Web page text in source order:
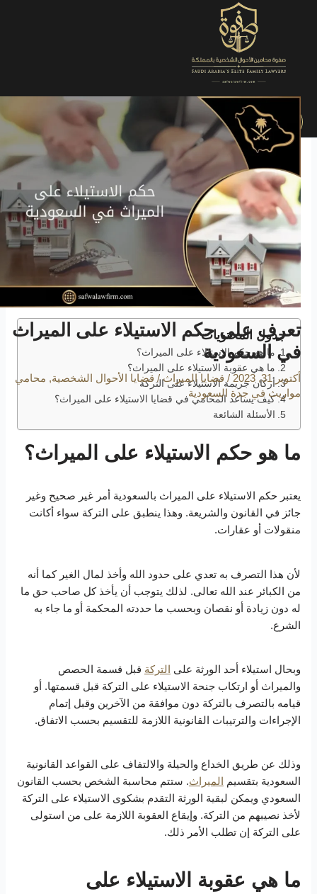
التصنيفات»
الاستيلاء على الميراث في السعودية
تعرف على حكم الاستيلاء على الميراث
في السعودية
أكتوبر 31, 2023 / قضايا الميراث/ قضايا الأحوال الشخصية, محامي
مواريث في جدة السعودية
حكم الاستيلاء على الميراث
وما هي العواقب التي يمكن أن
يتعرض الشخص لها بحال استيلائه على ميراث ليس من حقه؟
يتناول هذا المقال حكم الاستيلاء على الميراث في السعودية
والعقوبات النظامية المترتبة عليه، مع توضيح كيفية استعادة
الحقوق الشرعية بمساعدة محامي ميراث مختص.
للاستفسار حول قضايا الميراث، اتصل مباشرة
مع
محامي ميراث انقر هنا.
جدول المحتويات
ما هو حكم الاستيلاء على الميراث؟
ما هي عقوبة الاستيلاء على الميراث؟
أركان جريمة الاستيلاء على التركة
كيف يساعد المحامي في قضايا الاستيلاء على الميراث؟
الأسئلة الشائعة
ما هو حكم الاستيلاء على الميراث؟
يعتبر حكم الاستيلاء على الميراث بالسعودية أمر غير صحيح وغير
جائز في القانون والشريعة. وهذا ينطبق على التركة سواء أكانت
منقولات أو عقارات.
لأن هذا التصرف به تعدي على حدود الله وأخذ لمال الغير كما أنه
من الكبائر عند الله تعالى. لذلك يتوجب أن يأخذ كل صاحب حق ما
له دون زيادة أو نقصان وبحسب ما حددته المحكمة أو ما جاء به
الشرع.
وبحال استيلاء أحد الورثة على التركة قبل قسمة الحصص
والميراث أو ارتكاب جنحة الاستيلاء على التركة قبل قسمتها. أو
قيامه بالتصرف بالتركة دون موافقة من الآخرين وقبل إتمام
الإجراءات والترتيبات القانونية اللازمة للتقسيم بحسب الاتفاق.
وذلك عن طريق الخداع والحيلة والالتفاف على القواعد القانونية
السعودية بتقسيم الميراث. ستتم محاسبة الشخص بحسب القانون
السعودي ويمكن لبقية الورثة التقدم بشكوى الاستيلاء على التركة
لأخذ نصيبهم من التركة. وإيقاع العقوبة اللازمة على من استولى
على التركة إن تطلب الأمر ذلك.
ما هي عقوبة الاستيلاء على